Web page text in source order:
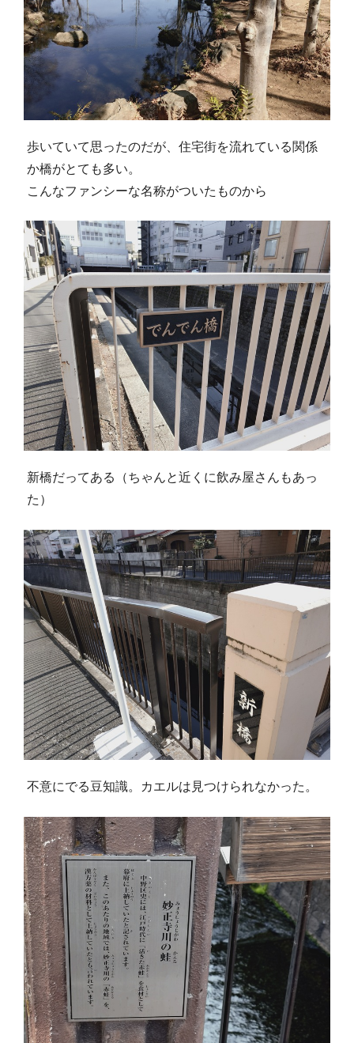
歩いていて思ったのだが、住宅街を流れている関係
か橋がとても多い。
こんなファンシーな名称がついたものから
新橋だってある（ちゃんと近くに飲み屋さんもあっ
た）
不意にでる豆知識。カエルは見つけられなかった。